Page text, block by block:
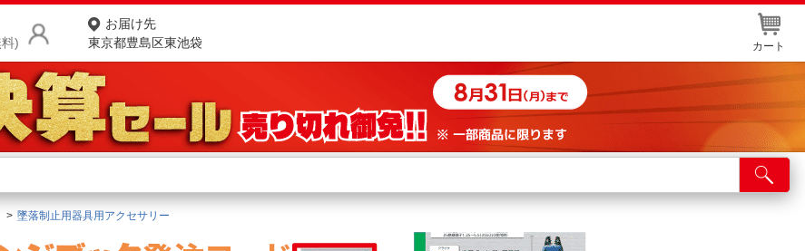
)
お届け先
東京都豊島区東池袋
カート
商品をさがす
ランキングからさがす
店舗サービス
ネット取り置き
ポイントカードWEB登録
墜落制止用器具用アクセサリー